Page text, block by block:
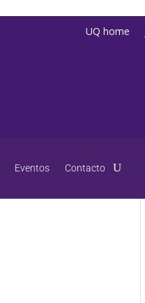
UQ home
Eventos Contacto